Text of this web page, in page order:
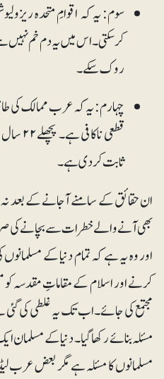
سوم: یہ کہ اقوامِ متحدہ
کرسکتی۔ اس میں یہ دم خم نہیں
روک سکے۔
چہارم: یہ کہ عرب ممالک کی
قطعی
ثابت کردی ہے۔
ان حقائق کے سامنے آجانے کے بعد نہ
بھی آنے والے خطرات سے بچانے کی
اور وہ یہ ہے کہ تمام دنیا کے
کرنے اور اسلام کے مقاماتِ مقدسہ
مجتمع کی جائے۔ اب تک یہ غلطی کی
مسئلہ بنائے رکھا گیا۔ دنیا کے
مسلمانوں کا مسئلہ ہے مگر بعض عرب